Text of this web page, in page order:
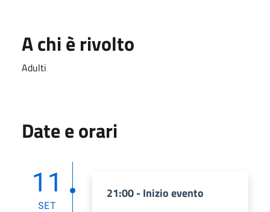
A chi è rivolto
Adulti
Date e orari
11
SET
21:00 - Inizio evento